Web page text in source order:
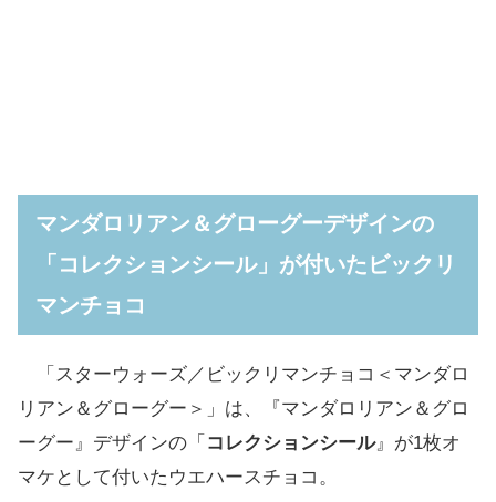
マンダロリアン＆グローグーデザインの
「コレクションシール」が付いたビックリ
マンチョコ
「スターウォーズ／ビックリマンチョコ＜マンダロ
リアン＆グローグー＞」は、『マンダロリアン＆グロ
ーグー』デザインの「 コレクションシール』が1枚オ
マケとして付いたウエハースチョコ。